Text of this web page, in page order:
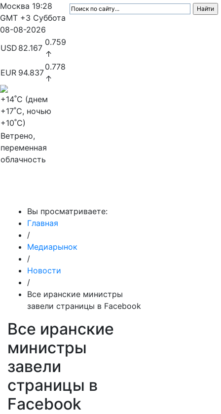
Москва 19:28
GMT +3 Суббота
08-08-2026
USD 82.167
0.759
↑
EUR 94.837
0.778
↑
+14˚C (днем
+17˚C, ночью
+10˚C)
Ветрено,
переменная
облачность
Вы просматриваете:
Главная
/
Медиарынок
/
Новости
/
Все иранские министры
завели страницы в Facebook
Все иранские
министры
завели
страницы в
Facebook